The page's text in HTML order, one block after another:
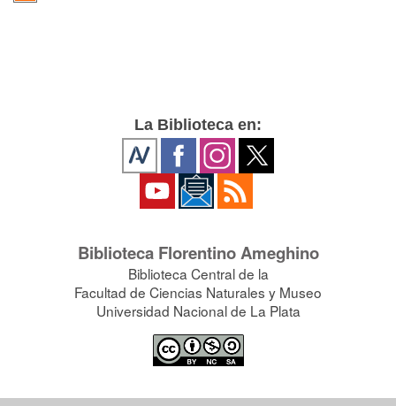
La Biblioteca en:
Biblioteca Florentino Ameghino
Biblioteca Central de la
Facultad de Ciencias Naturales y Museo
Universidad Nacional de La Plata